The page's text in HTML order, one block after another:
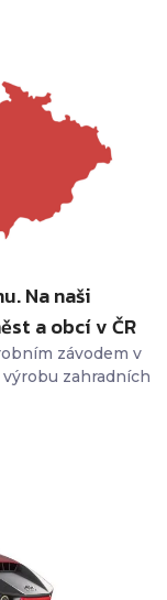
Na naši
a obcí v ČR
závodem v
zahradních